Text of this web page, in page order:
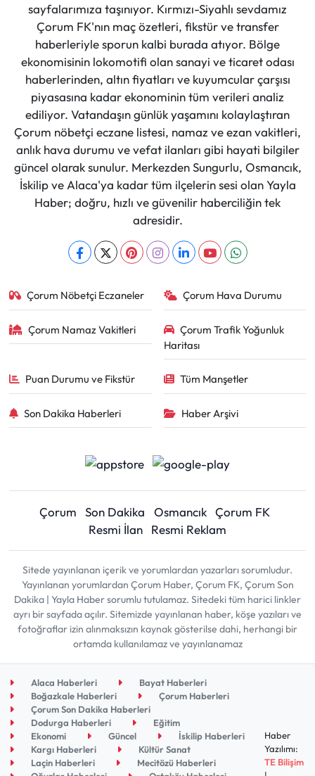
sayfalarımıza taşınıyor. Kırmızı-Siyahlı sevdamız
Çorum FK'nın maç özetleri, fikstür ve transfer
haberleriyle sporun kalbi burada atıyor. Bölge
ekonomisinin lokomotifi olan sanayi ve ticaret odası
haberlerinden, altın fiyatları ve kuyumcular çarşısı
piyasasına kadar ekonominin tüm verileri analiz
ediliyor. Vatandaşın günlük yaşamını kolaylaştıran
Çorum nöbetçi eczane listesi, namaz ve ezan vakitleri,
anlık hava durumu ve vefat ilanları gibi hayati bilgiler
güncel olarak sunulur. Merkezden Sungurlu, Osmancık,
İskilip ve Alaca'ya kadar tüm ilçelerin sesi olan Yayla
Haber; doğru, hızlı ve güvenilir haberciliğin tek
adresidir.
Çorum Nöbetçi Eczaneler Çorum Hava Durumu
Çorum Namaz Vakitleri
Çorum Trafik Yoğunluk
Haritası
Puan Durumu ve Fikstür Tüm Manşetler
Son Dakika Haberleri Haber Arşivi
Çorum Son Dakika Osmancık Çorum FK
Resmi İlan
Resmi Reklam
Sitede yayınlanan içerik ve yorumlardan yazarları sorumludur.
Yayınlanan yorumlardan Çorum Haber, Çorum FK, Çorum Son
Dakika | Yayla Haber sorumlu tutulamaz. Sitedeki tüm harici linkler
ayrı bir sayfada açılır. Sitemizde yayınlanan haber, köşe yazıları ve
fotoğraflar izin alınmaksızın kaynak gösterilse dahi, herhangi bir
ortamda kullanılamaz ve yayınlanamaz
Alaca Haberleri
Bayat Haberleri
Boğazkale Haberleri
Çorum Haberleri
Çorum Son Dakika Haberleri
Dodurga Haberleri
Eğitim
Ekonomi
Güncel
İskilip Haberleri
Kargı Haberleri
Kültür Sanat
Laçin Haberleri
Mecitözü Haberleri
Haber
Yazılımı:
TE Bilişim